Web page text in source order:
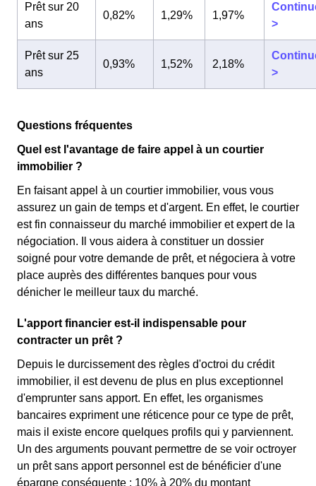
Prêt sur 20
ans
0,82% 1,29% 1,97%
>
Prêt sur 25
ans
0,93% 1,52% 2,18%
>
Questions fréquentes
Quel est l'avantage de faire appel à un courtier
immobilier ?
En faisant appel à un courtier immobilier, vous vous
assurez un gain de temps et d'argent. En effet, le courtier
est fin connaisseur du marché immobilier et expert de la
négociation. Il vous aidera à constituer un dossier
soigné pour votre demande de prêt, et négociera à votre
place auprès des différentes banques pour vous
dénicher le meilleur taux du marché.
L'apport financier est-il indispensable pour
contracter un prêt ?
Depuis le durcissement des règles d'octroi du crédit
immobilier, il est devenu de plus en plus exceptionnel
d'emprunter sans apport. En effet, les organismes
bancaires expriment une réticence pour ce type de prêt,
mais il existe encore quelques profils qui y parviennent.
Un des arguments pouvant permettre de se voir octroyer
un prêt sans apport personnel est de bénéficier d'une
épargne conséquente : 10% à 20% du montant